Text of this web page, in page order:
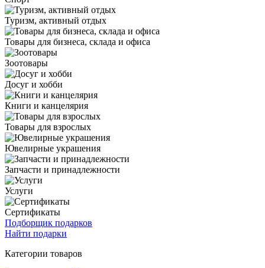
Туризм, активный отдых
Товары для бизнеса, склада и офиса
Зоотовары
Досуг и хобби
Книги и канцелярия
Товары для взрослых
Ювелирные украшения
Запчасти и принадлежности
Услуги
Сертификаты
Подборщик подарков
Найти подарки
Категории товаров